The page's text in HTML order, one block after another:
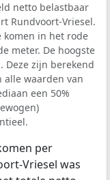
netto belastbaar
Rundvoort-Vriesel.
komen in het rode
meter. De hoogste
Deze zijn berekend
waarden van
een 50%
per
Vriesel was